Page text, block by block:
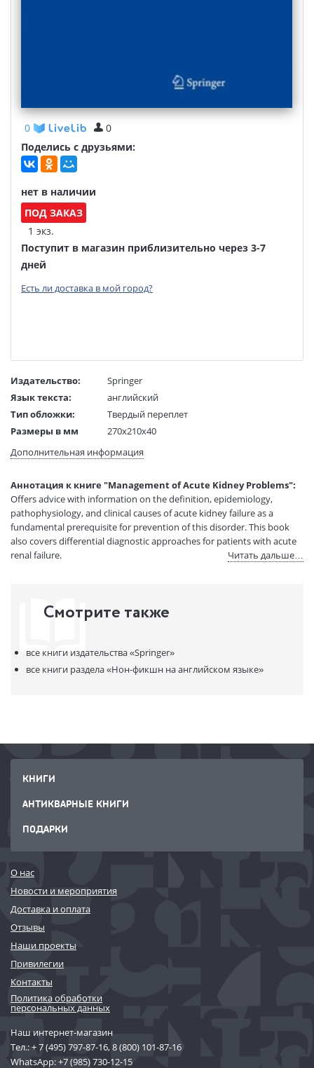
0
0
Поделись с друзьями:
нет в наличии
ПОД ЗАКАЗ
1 экз.
Поступит в магазин приблизительно через 3-7
дней
Есть ли доставка в мой город?
Издательство:
Springer
Язык текста:
английский
Тип обложки:
Твердый переплет
Размеры в мм
270x210x40
Вес:
2 гр.
Код товара:
50032062
Артикул:
11480972
ISBN:
9783540694137
В продаже с:
08.04.2021
Дополнительная информация
Аннотация к книге "Management of Acute Kidney Problems":
Offers advice with information on the definition, epidemiology,
pathophysiology, and clinical causes of acute kidney failure as a
fundamental prerequisite for prevention of this disorder. This book
also covers differential diagnostic approaches for patients with acute
renal failure.
Читать дальше…
Смотрите также
все книги издательства«Springer»
все книги раздела«Нон-фикшн на английском языке»
КНИГИ
АНТИКВАРНЫЕ КНИГИ
ПОДАРКИ
О нас
Новости и мероприятия
Доставка и оплата
Отзывы
Наши проекты
Привилегии
Контакты
Политика обработки
персональных данных
Наш интернет-магазин
Тел.:+ 7 (495) 797-87-16,8 (800) 101-87-16
WhatsApp:+7 (985) 730-12-15